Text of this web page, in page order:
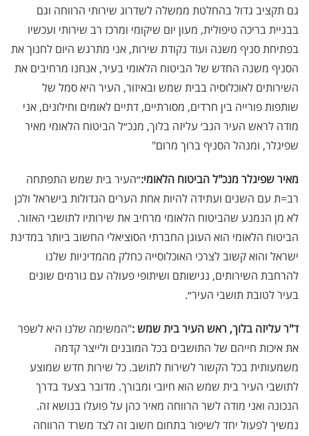
גם תקציב גדול בהחלטת ממשלה לשדרוג שירותי הרווחה וגם
בבניית בריכה טיפולית, מעון יום שיקומי ומרכז רב שירותי ועכשיו
בפתיחת סניף משנה ועוד נקודת שירות, אני מתרגש היום לחנוך את
הסניף משנה החדש של הביטוח הלאומי בעיר, אנחנו מרחיבים את
השירותים לאוכלוסיה בבית שמש ובאיזור, העיר היא סמל של
שותפות פורייה בין חרדים, מסורתיים, דתיים לאומים וחילונים, אני
מודה לראש העיר הגב׳ עליזה בלוך, מנכ״ל הביטוח הלאומי מאיר
שפיגלר, ומנהל הסניף ברוך מרום"
מאיר שפיגלר מנכ"ל הביטוח הלאומי:
רב=ת עם השנים ועתידה להיות אחת הערים הגדולות בישראל ולכן
לא מן הנמנע שהביטוח הלאומי מרחיב את שירותיו לתושבי האזור.
הביטוח הלאומי הוא העוגן החברתי הסוציאלי החשוב ביותר במדינת
ישראל והוא קשוב לצרכי האוכלוסייה כחלק מהמדיניות שלנו
להרחבת השירותים, נגישותם ושיתופי פעולה עם גורמים שונים
בעיר לטובת תושבי העיר״.
ד"ר עליזה בלוך, ראש העיר בית שמש:"המשימה שלנו היא לשפר
את איכות חייהם של התושבים בכל המובנים ולייצר קדמה
משמעותית בכל הקשור לשירות לתושב. כל שירות חדש שמוצע
לתושבי העיר בית שמש הוא חיובי ומבורך. מדובר בצעד בדרך
הנכונה ואני מודה לשר הרווחה מאיר כהן על פועלו בנושא זה.
נמשיך לפעול יחד לשיפור בתחום חשוב זה לצד משרד הרווחה